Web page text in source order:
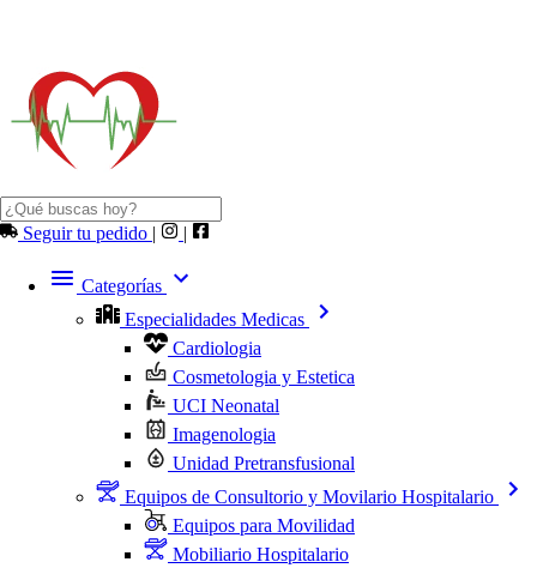
Seguir tu pedido | |
Categorías
Especialidades Medicas
Cardiologia
Cosmetologia y Estetica
UCI Neonatal
Imagenologia
Unidad Pretransfusional
Equipos de Consultorio y Movilario Hospitalario
Equipos para Movilidad
Mobiliario Hospitalario